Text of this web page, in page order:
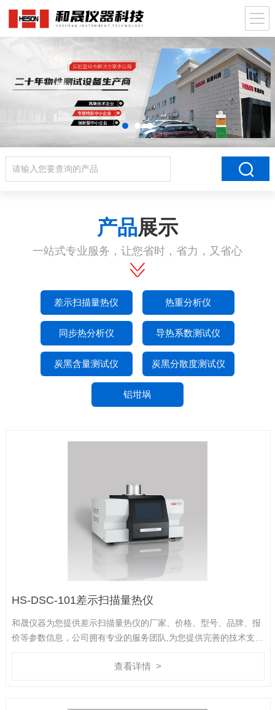
产品展示
一站式专业服务，让您省时，省力，又省心
差示扫描量热仪 热重分析仪
同步热分析仪 导热系数测试仪
炭黑含量测试仪 炭黑分散度测试仪
铝坩埚
HS-DSC-101差示扫描量热仪
和晟仪器为您提供差示扫描量热仪的厂家、价格、型号、品牌、报
价等参数信息，公司拥有专业的服务团队,为您提供完善的技术支
查看详情 >